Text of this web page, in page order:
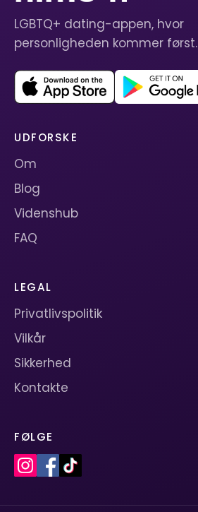
LGBTQ+ dating-appen, hvor
personligheden kommer først.
UDFORSKE
Om
Blog
Videnshub
FAQ
LEGAL
Privatlivspolitik
Vilkår
Sikkerhed
Kontakte
FØLGE